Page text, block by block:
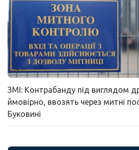
ЗМІ: Контрабанду під виглядом
ймовірно, ввозять через митні
Буковині